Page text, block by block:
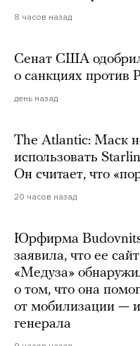
8 часов назад
Сенат США
о санкциях против
день назад
The Atlantic: Маск
использовать
Он считает, что
20 часов назад
Юрфирма
заявила, что ее
«Медуза»
о том, что она
от мобилизации —
генерала